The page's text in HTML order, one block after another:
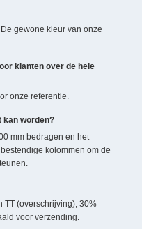
gewone kleur van onze
klanten over de hele
onze referentie.
kan worden?
mm bedragen en het
kolommen om de
TT (overschrijving), 30%
voor verzending.